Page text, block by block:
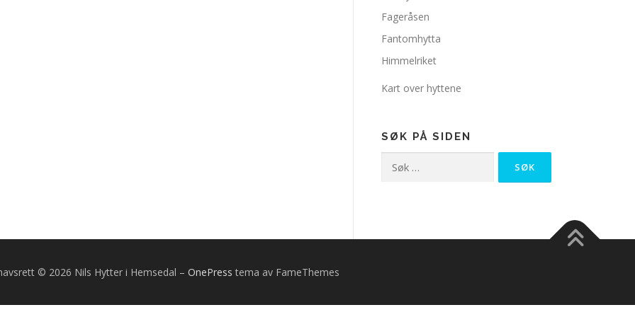
Fageråsen
Fantomhytta
Himmelriket
Kart over hyttene
SØK PÅ SIDEN
etter:
© 2026 Nils Hytter i Hemsedal – OnePress tema av FameThemes